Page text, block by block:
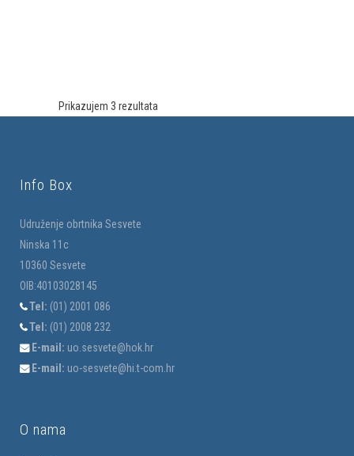
Prikazujem 3 rezultata
Info Box
Udruženje obrtnika Sesvete
Ninska 11c
10360 Sesvete
OIB:40103028145
Tel: (01) 2001 086
Tel: (01) 2008 232
E-mail: uo.sesvete@hok.hr
E-mail: uo-sesvete@hi.t-com.hr
O nama